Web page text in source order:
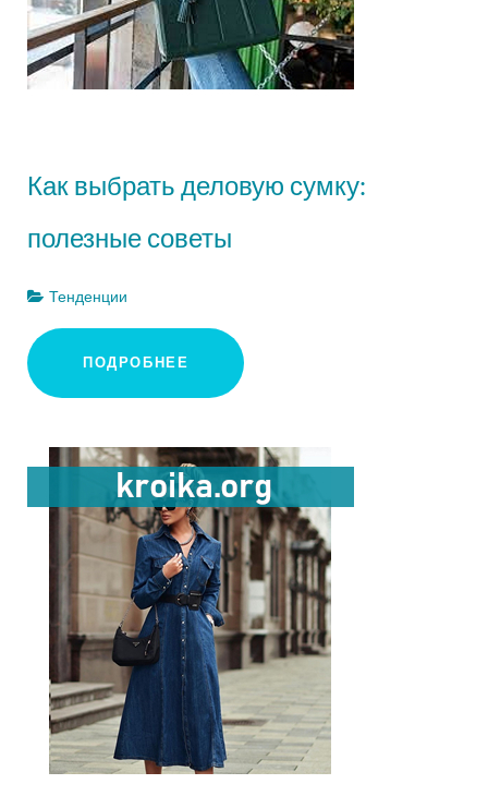
Как выбрать деловую сумку:
полезные советы
Тенденции
ПОДРОБНЕЕ